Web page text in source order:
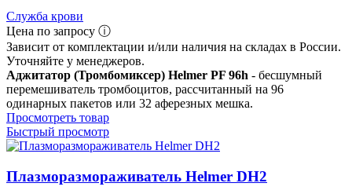
Служба крови
Цена по запросу ⓘ
Зависит от комплектации и/или наличия на складах в России.
Уточняйте у менеджеров.
Аджитатор (Тромбомиксер) Helmer PF 96h - бесшумный
перемешиватель тромбоцитов, рассчитанный на 96
одинарных пакетов или 32 аферезных мешка.
Просмотреть товар
Быстрый просмотр
Плазморазмораживатель Helmer DH2